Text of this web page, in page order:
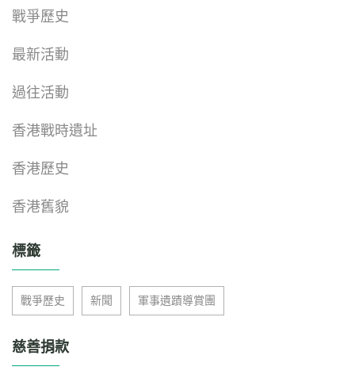
戰爭歷史
最新活動
過往活動
香港戰時遺址
香港歷史
香港舊貌
標籤
戰爭歷史 新聞 軍事遺蹟導賞團
慈善捐款